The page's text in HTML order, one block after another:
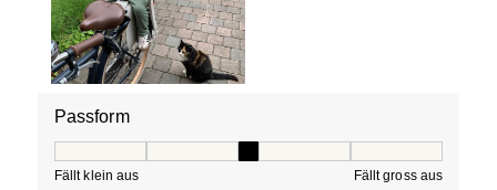
Passform
Fällt klein aus Fällt gross aus